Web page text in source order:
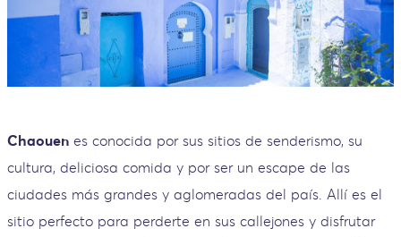
Chaouen es conocida por sus sitios de senderismo, su
cultura, deliciosa comida y por ser un escape de las
ciudades más grandes y aglomeradas del país. Allí es el
sitio perfecto para perderte en sus callejones y disfrutar